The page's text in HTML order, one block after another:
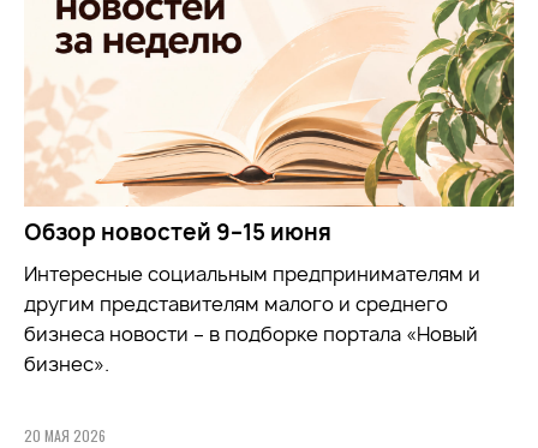
Обзор новостей 9–15 июня
Интересные социальным предпринимателям и
другим представителям малого и среднего
бизнеса новости – в подборке портала «Новый
бизнес».
20 МАЯ 2026